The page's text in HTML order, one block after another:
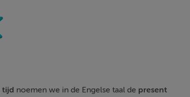
tijd noemen we in de Engelse taal de present